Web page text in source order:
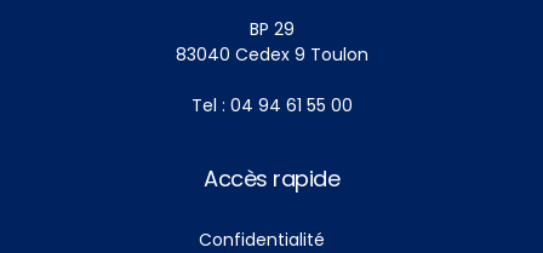
BP 29
83040 Cedex 9 Toulon
Tel : 04 94 61 55 00
Accès rapide
Confidentialité